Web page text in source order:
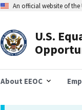
An official website of
U.S.
About EEOC